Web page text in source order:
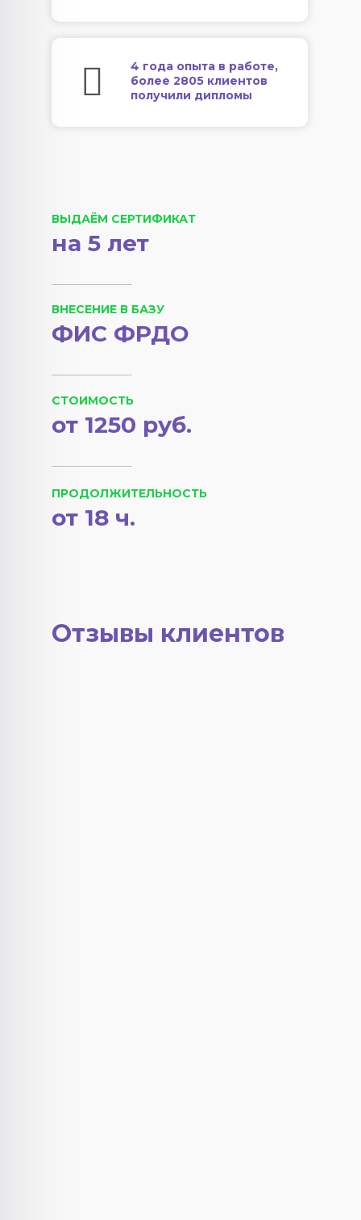
4 года опыта в работе,
более 2805 клиентов
получили дипломы
ВЫДАЁМ СЕРТИФИКАТ
на 5 лет
ВНЕСЕНИЕ В БАЗУ
ФИС ФРДО
ПРОДОЛЖИТЕЛЬНОСТЬ
СТОИМОСТЬ
от 18 ч.
от 1250 руб.
Отзывы клиентов